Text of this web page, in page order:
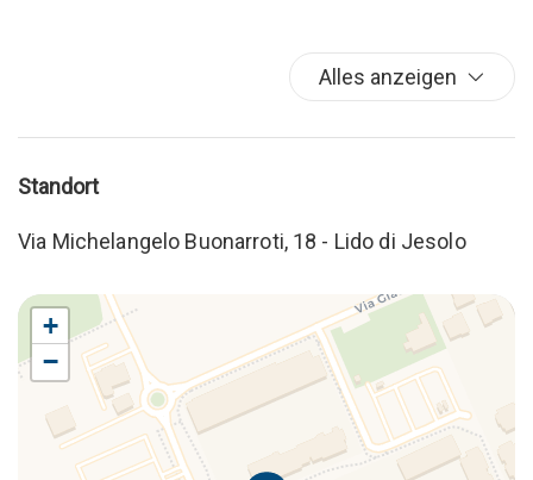
Alles anzeigen
Standort
Via Michelangelo Buonarroti, 18 - Lido di Jesolo
+
−